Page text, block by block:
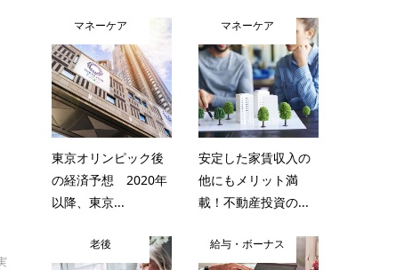
マネーケア
東京オリンピック後
の経済予想 2020年
以降、東京...
マネーケア
安定した家賃収入の
他にもメリット満
載！不動産投資の...
老後 給与・ボーナス